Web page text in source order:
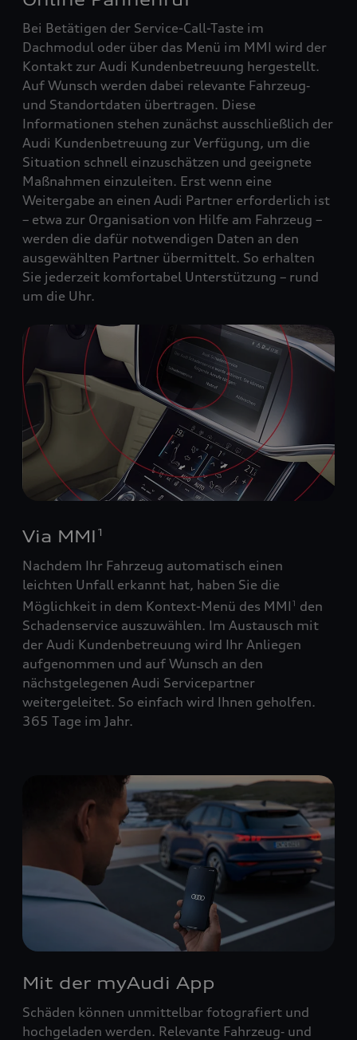
Bei Betätigen der Service-Call-Taste im
Dachmodul oder über das Menü im MMI wird der
Kontakt zur Audi Kundenbetreuung hergestellt.
Auf Wunsch werden dabei relevante Fahrzeug‑
und Standortdaten übertragen. Diese
Informationen stehen zunächst ausschließlich der
Audi Kundenbetreuung zur Verfügung, um die
Situation schnell einzuschätzen und geeignete
Maßnahmen einzuleiten. Erst wenn eine
Weitergabe an einen Audi Partner erforderlich ist
– etwa zur Organisation von Hilfe am Fahrzeug –
werden die dafür notwendigen Daten an den
ausgewählten Partner übermittelt. So erhalten
Sie jederzeit komfortabel Unterstützung – rund
um die Uhr.
Via MMI 1
Nachdem Ihr Fahrzeug automatisch einen
leichten Unfall erkannt hat, haben Sie die
Möglichkeit in dem Kontext-Menü des MMI 1
den
Schadenservice auszuwählen. Im Austausch mit
der Audi Kundenbetreuung wird Ihr Anliegen
aufgenommen und auf Wunsch an den
nächstgelegenen Audi Servicepartner
weitergeleitet. So einfach wird Ihnen geholfen.
365 Tage im Jahr.
Mit der myAudi App
Schäden können unmittelbar fotografiert und
hochgeladen werden. Relevante Fahrzeug‑ und